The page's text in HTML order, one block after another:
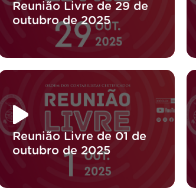
Reunião Livre de 29 de
outubro de 2025
Reunião Livre de 01 de
outubro de 2025